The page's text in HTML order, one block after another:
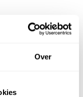
Over